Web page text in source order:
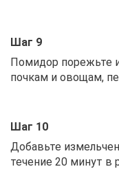
Шаг 9
Помидор порежьте
почкам и овощам,
Шаг 10
Добавьте
течение 20 минут